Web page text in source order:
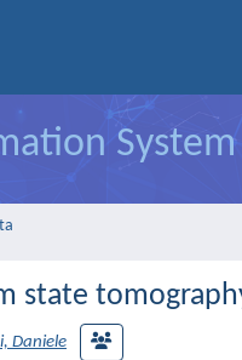
System
state
Daniele